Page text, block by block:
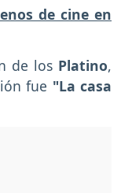
de cine en
de los Platino,
fue "La casa